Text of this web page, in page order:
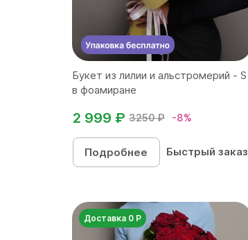
Букет из лилии и альстромерий - S
в фоамиране
3250 ₽ -8%
2 999 ₽
Подробнее Быстрый заказ
Доставка 0 Р